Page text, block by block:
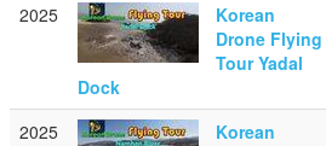
2025
Korean
Drone Flying
Tour Yadal
Dock
2025
Korean